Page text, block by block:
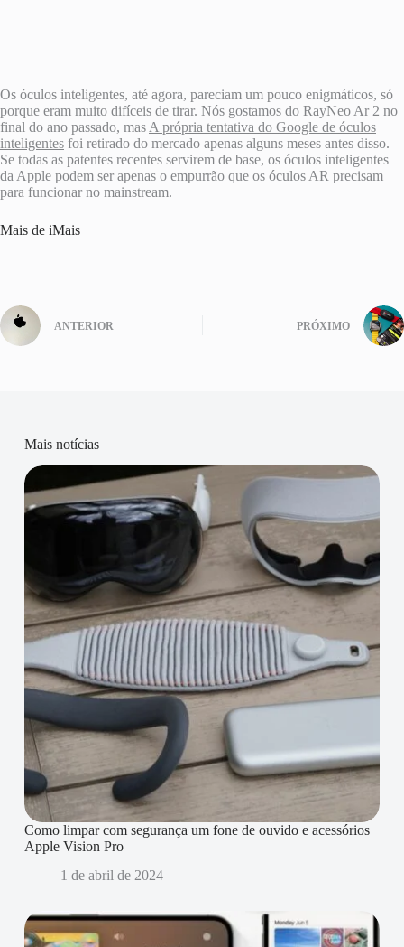
Os óculos inteligentes, até agora, pareciam um pouco enigmáticos, só
porque eram muito difíceis de tirar. Nós gostamos do RayNeo Ar 2 no
final do ano passado, mas A própria tentativa do Google de óculos
inteligentes foi retirado do mercado apenas alguns meses antes disso.
Se todas as patentes recentes servirem de base, os óculos inteligentes
da Apple podem ser apenas o empurrão que os óculos AR precisam
para funcionar no mainstream.
Mais de iMais
ANTERIOR PRÓXIMO
Mais notícias
Como limpar com segurança um fone de ouvido e acessórios
Apple Vision Pro
1 de abril de 2024